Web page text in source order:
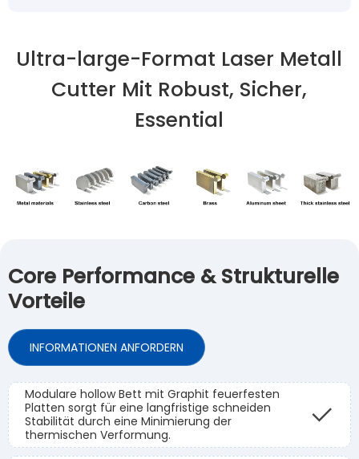
Ultra-large-Format Laser Metall
Cutter Mit Robust, Sicher,
Essential
Core Performance & Strukturelle
Vorteile
INFORMATIONEN ANFORDERN
Modulare hollow Bett mit Graphit feuerfesten
Platten sorgt für eine langfristige schneiden
Stabilität durch eine Minimierung der
thermischen Verformung.